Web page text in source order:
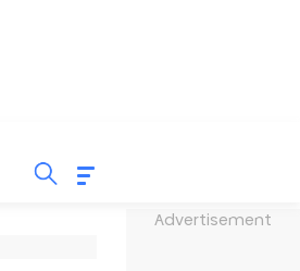
Advertisement
LIGA ITALIA